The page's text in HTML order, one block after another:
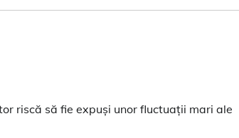
riscă să fie expuși unor fluctuații mari ale